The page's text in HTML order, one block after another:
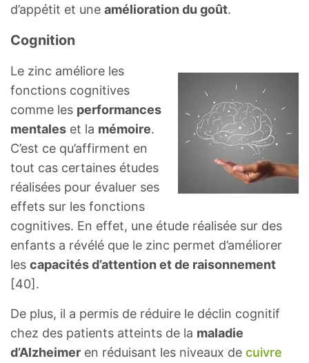
d’appétit et une amélioration du goût.
Cognition
Le zinc améliore les
fonctions cognitives
comme les performances
mentales et la mémoire.
C’est ce qu’affirment en
tout cas certaines études
réalisées pour évaluer ses
effets sur les fonctions
cognitives. En effet, une étude réalisée sur des
enfants a révélé que le zinc permet d’améliorer
les capacités d’attention et de raisonnement
[40].
De plus, il a permis de réduire le déclin cognitif
chez des patients atteints de la maladie
d’Alzheimer en réduisant les niveaux de cuivre